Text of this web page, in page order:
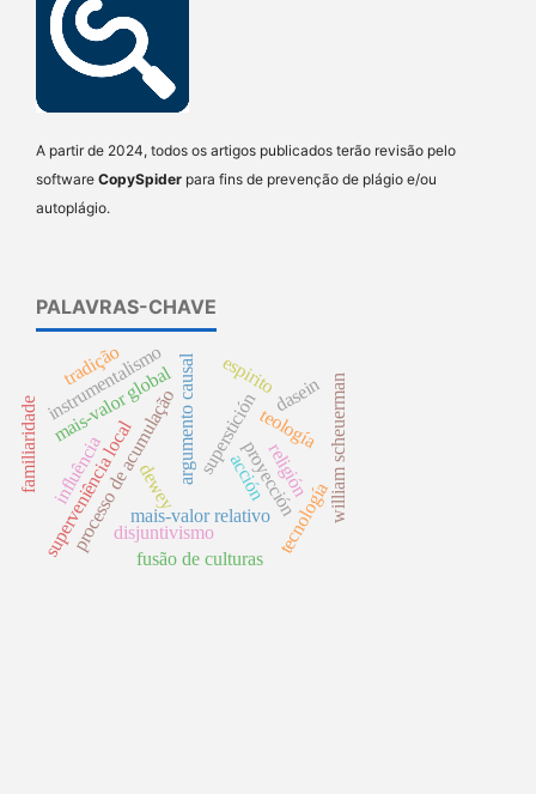
A partir de 2024, todos os artigos publicados terão revisão pelo
software CopySpider para fins de prevenção de plágio e/ou
autoplágio.
PALAVRAS-CHAVE
argumento causal superstición
proyección
processo de acumulação
mais-valor global
mais-valor relativo
superveniência localdisjuntivismo
religión
tecnología
instrumentalismo
dewey
teología
espirito
influência
familiaridade william scheuerman
dasein
tradição
fusão de culturas
acción